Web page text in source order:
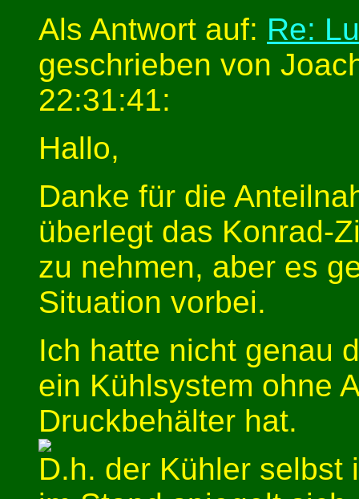
Als Antwort auf: Re:
geschrieben von
22:31:41:
Hallo,
Danke für die
überlegt das Konrad-
zu nehmen, aber es
Situation vorbei.
Ich hatte nicht genau
ein Kühlsystem ohne
Druckbehälter hat.
D.h. der Kühler selbst